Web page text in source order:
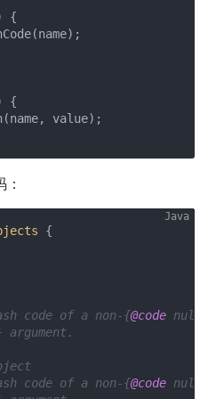
{
{
value);
{
code of a non-{
@code null}
code of a non-{@code null}